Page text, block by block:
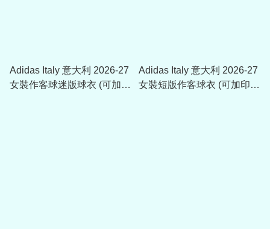
Adidas Italy 意大利 2026-27
女裝作客球迷版球衣 (可加印
Adidas Italy 意大利 2026-27
女裝短版作客球衣 (可加印字